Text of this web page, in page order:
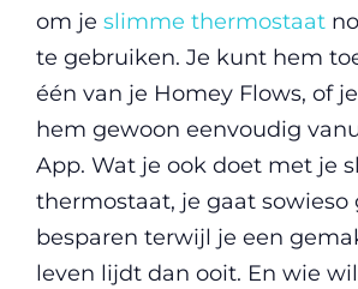
om je slimme thermostaat
te gebruiken. Je kunt hem
één van je Homey Flows, of
hem gewoon eenvoudig
App. Wat je ook doet met je
thermostaat, je gaat sowieso
besparen terwijl je een
leven lijdt dan ooit. En wie